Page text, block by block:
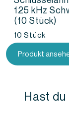
125 kHz
(10 Stück)
10 Stück
Preis
Preis
Produkt
Hast